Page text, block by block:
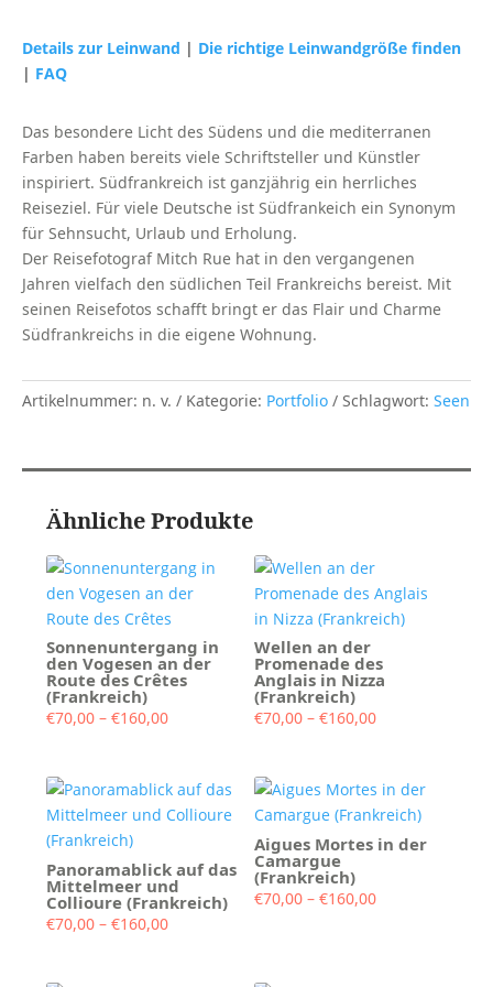
de-
Mer
(Frankreich)
Details zur Leinwand | Die richtige Leinwandgröße finden
| FAQ
Das besondere Licht des Südens und die mediterranen
Farben haben bereits viele Schriftsteller und Künstler
inspiriert. Südfrankreich ist ganzjährig ein herrliches
Reiseziel. Für viele Deutsche ist Südfrankeich ein Synonym
für Sehnsucht, Urlaub und Erholung.
Der Reisefotograf Mitch Rue hat in den vergangenen
Jahren vielfach den südlichen Teil Frankreichs bereist. Mit
seinen Reisefotos schafft bringt er das Flair und Charme
Südfrankreichs in die eigene Wohnung.
Artikelnummer: n. v. Kategorie: Portfolio Schlagwort: Seen
Ähnliche Produkte
Sonnenuntergang in
den Vogesen an der
Route des Crêtes
(Frankreich)
€70,00 – €160,00Preisspanne:
€160,00
Wellen an der
Promenade des
Anglais in Nizza
(Frankreich)
€70,00 –€160,00Preisspanne:
€160,00
Panoramablick auf das
Mittelmeer und
Collioure (Frankreich)
€70,00 – €160,00Preisspanne:
Aigues Mortes in der
Camargue
(Frankreich)
€70,00 –€160,00Preisspanne: